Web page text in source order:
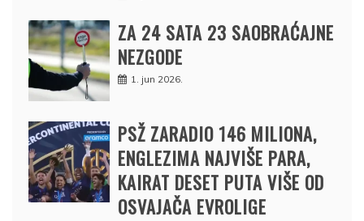
ZA 24 SATA 23 SAOBRAĆAJNE
NEZGODE
1. jun 2026.
PSŽ ZARADIO 146 MILIONA,
ENGLEZIMA NAJVIŠE PARA,
KAIRAT DESET PUTA VIŠE OD
OSVAJAČA EVROLIGE